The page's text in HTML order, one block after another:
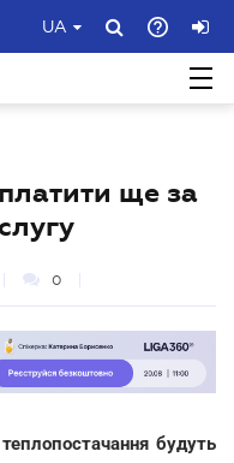
UA
ще за
0
будуть